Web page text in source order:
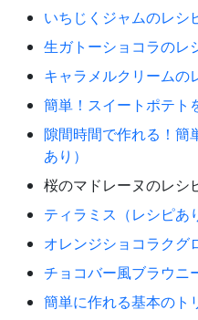
いちじくジャムのレシ
生ガトーショコラのレ
キャラメルクリームの
簡単！スイートポテト
隙間時間で作れる！簡
あり）
桜のマドレーヌのレシ
ティラミス（レシピあ
オレンジショコラクグ
チョコバー風ブラウニ
簡単に作れる基本のト